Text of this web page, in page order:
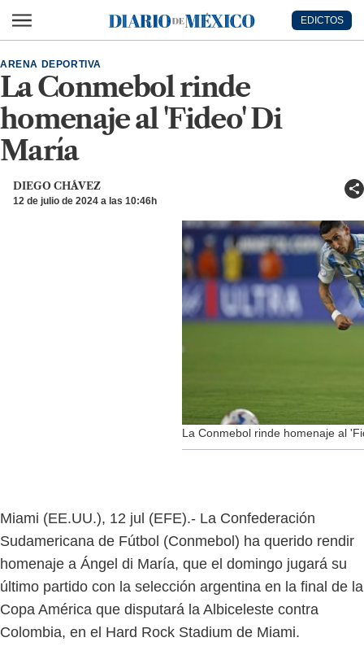
Diario de México
EDICTOS
La Conmebol rinde
homenaje al 'Fideo' Di
María
ARENA DEPORTIVA
DIEGO CHÁVEZ
12 de julio de 2024 a las 10:46h
La Conmebol rinde homenaje al
Miami (EE.UU.), 12 jul (EFE).- La Confederación
Sudamericana de Fútbol (Conmebol) ha querido rendir
homenaje a Ángel di María, que el domingo jugará su
último partido con la selección argentina en la final de la
Copa América que disputará la Albiceleste contra
Colombia, en el Hard Rock Stadium de Miami.